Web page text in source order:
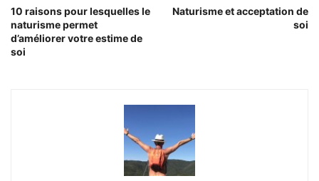
10 raisons pour lesquelles le
naturisme permet
d’améliorer votre estime de
soi
Naturisme et acceptation de
soi